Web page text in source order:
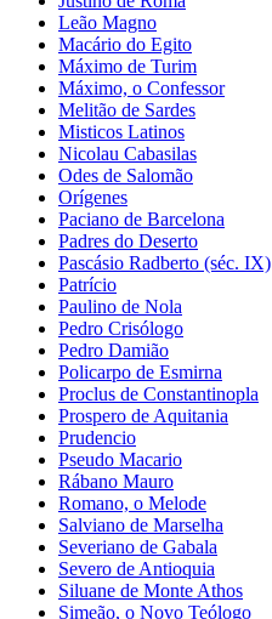
Leão Magno
Macário do Egito
Máximo de Turim
Máximo, o Confessor
Melitão de Sardes
Misticos Latinos
Nicolau Cabasilas
Odes de Salomão
Orígenes
Paciano de Barcelona
Padres do Deserto
Pascásio Radberto (séc. IX)
Patrício
Paulino de Nola
Pedro Crisólogo
Pedro Damião
Policarpo de Esmirna
Proclus de Constantinopla
Prospero de Aquitania
Prudencio
Pseudo Macario
Rábano Mauro
Romano, o Melode
Salviano de Marselha
Severiano de Gabala
Severo de Antioquia
Siluane de Monte Athos
Simeão, o Novo Teólogo